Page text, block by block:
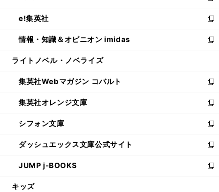
開
く
ウ
で
開
く
ン
ド
ウ
で
開
ウ
ィ
ン
ド
ウ
開
く
し
い
ウ
ィ
ン
ウ
で
開
く
e!集英社
新
し
い
ウ
ン
ド
ウ
で
開
く
情報・知識＆オピニオン imidas
新
し
ウ
ィ
ン
ド
ウ
で
開
く
ライトノベル・ノベライズ
集英社Webマガジン コバルト
新
し
い
ウ
ィ
ン
ド
ウ
で
開
集英社オレンジ文庫
新
し
い
ウ
ィ
ン
ド
ウ
シフォン文庫
新
し
い
ウ
ィ
ン
ダッシュエックス文庫公式サイト
新
し
い
ウ
JUMP j-BOOKS
新
し
キッズ